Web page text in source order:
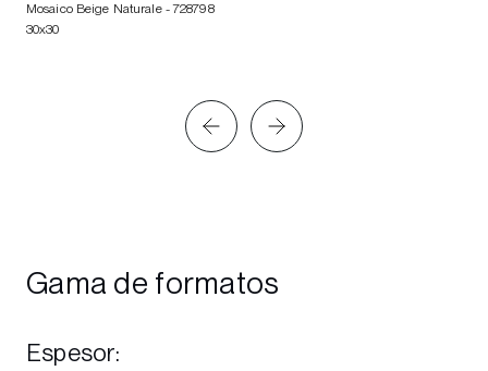
Mosaico Beige Naturale- 728798
30x30
Gama de formatos
Espesor: